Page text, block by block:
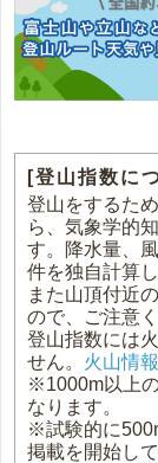
[登山指数に
登山をするた
ら、気象学的
す。降水量、
件を独自計算
また山頂付近
ので、ご注意く
登山指数には
せん。 火山情
※1000m以上
なります。
※試験的に
掲載を開始し